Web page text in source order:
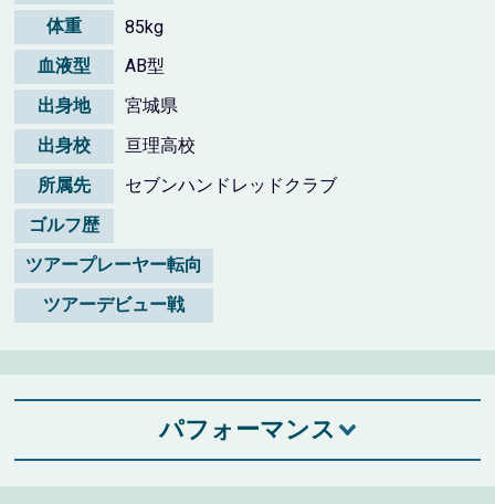
体重
85kg
血液型
AB型
出身地
宮城県
出身校
亘理高校
所属先
セブンハンドレッドクラブ
ゴルフ歴
ツアープレーヤー転向
ツアーデビュー戦
パフォーマンス